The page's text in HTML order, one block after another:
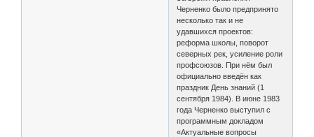
Черненко было предпринято
несколько так и не
удавшихся проектов:
реформа школы, поворот
северных рек, усиление роли
профсоюзов. При нём был
официально введён как
праздник День знаний (1
сентября 1984). В июне 1983
года Черненко выступил с
программным докладом
«Актуальные вопросы